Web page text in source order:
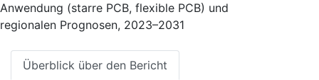
Anwendung (starre PCB, flexible PCB) und
regionalen Prognosen, 2023–2031
Überblick über den Bericht